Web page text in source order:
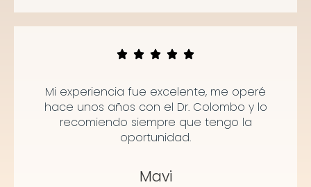
Mi experiencia fue excelente, me operé
hace unos años con el Dr. Colombo y lo
recomiendo siempre que tengo la
oportunidad.
Mavi